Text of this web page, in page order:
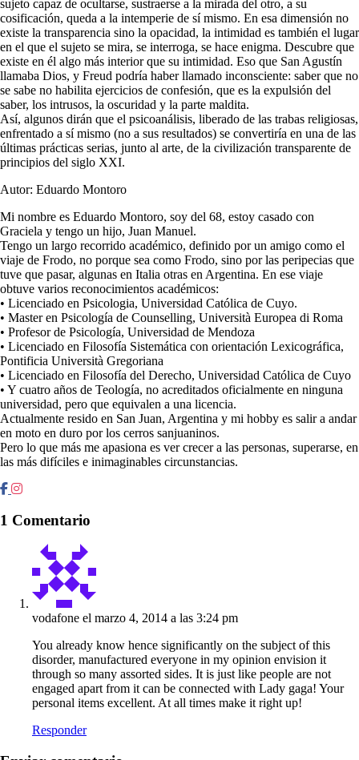
sujeto capaz de ocultarse, sustraerse a la mirada del otro, a su
cosificación, queda a la intemperie de sí mismo. En esa dimensión no
existe la transparencia sino la opacidad, la intimidad es también el lugar
en el que el sujeto se mira, se interroga, se hace enigma. Descubre que
existe en él algo más interior que su intimidad. Eso que San Agustín
llamaba Dios, y Freud podría haber llamado inconsciente: saber que no
se sabe no habilita ejercicios de confesión, que es la expulsión del
saber, los intrusos, la oscuridad y la parte maldita.
Así, algunos dirán que el psicoanálisis, liberado de las trabas religiosas,
enfrentado a sí mismo (no a sus resultados) se convertiría en una de las
últimas prácticas serias, junto al arte, de la civilización transparente de
principios del siglo XXI.
Autor: Eduardo Montoro
Mi nombre es Eduardo Montoro, soy del 68, estoy casado con
Graciela y tengo un hijo, Juan Manuel.
Tengo un largo recorrido académico, definido por un amigo como el
viaje de Frodo, no porque sea como Frodo, sino por las peripecias que
tuve que pasar, algunas en Italia otras en Argentina. En ese viaje
obtuve varios reconocimientos académicos:
• Licenciado en Psicologia, Universidad Católica de Cuyo.
• Master en Psicología de Counselling, Università Europea di Roma
• Profesor de Psicología, Universidad de Mendoza
• Licenciado en Filosofía Sistemática con orientación Lexicográfica,
Pontificia Università Gregoriana
• Licenciado en Filosofía del Derecho, Universidad Católica de Cuyo
• Y cuatro años de Teología, no acreditados oficialmente en ninguna
universidad, pero que equivalen a una licencia.
Actualmente resido en San Juan, Argentina y mi hobby es salir a andar
en moto en duro por los cerros sanjuaninos.
Pero lo que más me apasiona es ver crecer a las personas, superarse, en
las más difíciles e inimaginables circunstancias.
1 Comentario
vodafone el marzo 4, 2014 a las 3:24 pm
You already know hence significantly on the subject of this
disorder, manufactured everyone in my opinion envision it
through so many assorted sides. It is just like people are not
engaged apart from it can be connected with Lady gaga! Your
personal items excellent. At all times make it right up!
Responder